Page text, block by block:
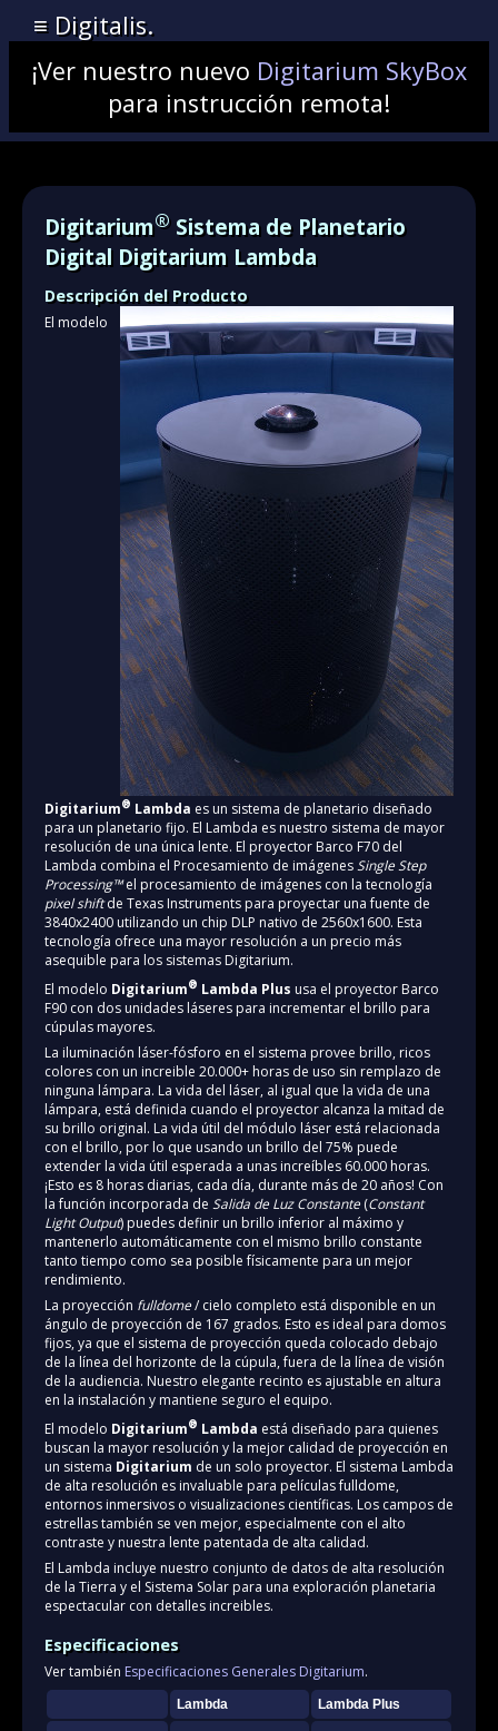
≡ Digitalis.
¡Ver nuestro nuevo Digitarium SkyBox
para instrucción remota!
Digitarium®Sistema de Planetario
Digital Digitarium Lambda
Descripción del Producto
El modelo
Digitarium® Lambda es un sistema de planetario diseñado
para un planetario fijo. El Lambda es nuestro sistema de mayor
resolución de una única lente. El proyector Barco F70 del
Lambda combina el Procesamiento de imágenesSingle Step
Processing™el procesamiento de imágenes con la tecnología
pixel shiftde Texas Instruments para proyectar una fuente de
3840x2400 utilizando un chip DLP nativo de 2560x1600. Esta
tecnología ofrece una mayor resolución a un precio más
asequible para los sistemas Digitarium.
El modelo Digitarium® Lambda Plus usa el proyector Barco
F90 con dos unidades láseres para incrementar el brillo para
cúpulas mayores.
La iluminación láser-fósforo en el sistema provee brillo, ricos
colores con un increible 20.000+ horas de uso sin remplazo de
ninguna lámpara. La vida del láser, al igual que la vida de una
lámpara, está definida cuando el proyector alcanza la mitad de
su brillo original. La vida útil del módulo láser está relacionada
con el brillo, por lo que usando un brillo del 75% puede
extender la vida útil esperada a unas increíbles 60.000 horas.
¡Esto es 8 horas diarias, cada día, durante más de 20 años! Con
la función incorporada de Salida de Luz Constante(Constant
Light Output) puedes definir un brillo inferior al máximo y
mantenerlo automáticamente con el mismo brillo constante
tanto tiempo como sea posible físicamente para un mejor
rendimiento.
La proyección fulldome/ cielo completo está disponible en un
ángulo de proyección de 167 grados. Esto es ideal para domos
fijos, ya que el sistema de proyección queda colocado debajo
de la línea del horizonte de la cúpula, fuera de la línea de visión
de la audiencia. Nuestro elegante recinto es ajustable en altura
en la instalación y mantiene seguro el equipo.
El modelo Digitarium® Lambda está diseñado para quienes
buscan la mayor resolución y la mejor calidad de proyección en
un sistema Digitarium de un solo proyector. El sistema Lambda
de alta resolución es invaluable para películas fulldome,
entornos inmersivos o visualizaciones científicas. Los campos de
estrellas también se ven mejor, especialmente con el alto
contraste y nuestra lente patentada de alta calidad.
El Lambda incluye nuestro conjunto de datos de alta resolución
de la Tierra y el Sistema Solar para una exploración planetaria
espectacular con detalles increibles.
Especificaciones
Ver también Especificaciones Generales Digitarium.
Lambda Lambda Plus